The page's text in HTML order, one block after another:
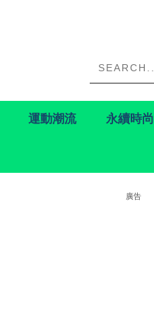
運動潮流 永續時尚
廣告